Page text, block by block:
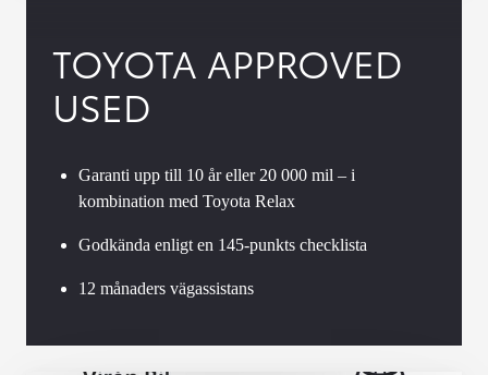
TOYOTA APPROVED
USED
Garanti upp till 10 år eller 20 000 mil – i
kombination med Toyota Relax
Godkända enligt en 145-punkts checklista
12 månaders vägassistans